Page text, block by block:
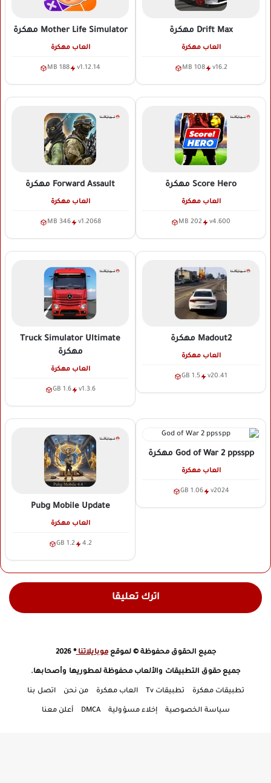
Drift Max مهكرة
العاب مهكرة
v16.2
108 MB
Mother Life Simulator مهكرة
العاب مهكرة
v1.12.14
188 MB
Score Hero مهكرة
العاب مهكرة
v4.600
202 MB
Forward Assault مهكرة
العاب مهكرة
v1.2068
346 MB
Madout2 مهكرة
العاب مهكرة
v20.41
1.5 GB
Truck Simulator Ultimate
مهكرة
العاب مهكرة
v1.3.6
1.6 GB
God of War 2 ppsspp مهكرة
العاب مهكرة
v2024
1.06 GB
Pubg Mobile Update
العاب مهكرة
4.2
1.2 GB
اترك تعليقا
جميع الحقوق محفوظة © لموقعموبايلاتنا® 2026
جميع حقوق التطبيقات والألعاب محفوظة لمطوريها وأصحابها.
تطبيقات مهكرة تطبيقات Tv العاب مهكرة من نحن اتصل بنا
سياسة الخصوصية إخلاء مسؤولية DMCA أعلن معنا